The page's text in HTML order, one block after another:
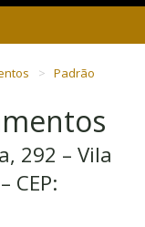
Padrão
292 – Vila
CEP: